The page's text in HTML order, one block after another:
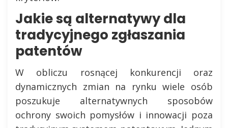
Jakie są alternatywy dla
tradycyjnego zgłaszania
patentów
W obliczu rosnącej konkurencji oraz
dynamicznych zmian na rynku wiele osób
poszukuje alternatywnych sposobów
ochrony swoich pomysłów i innowacji poza